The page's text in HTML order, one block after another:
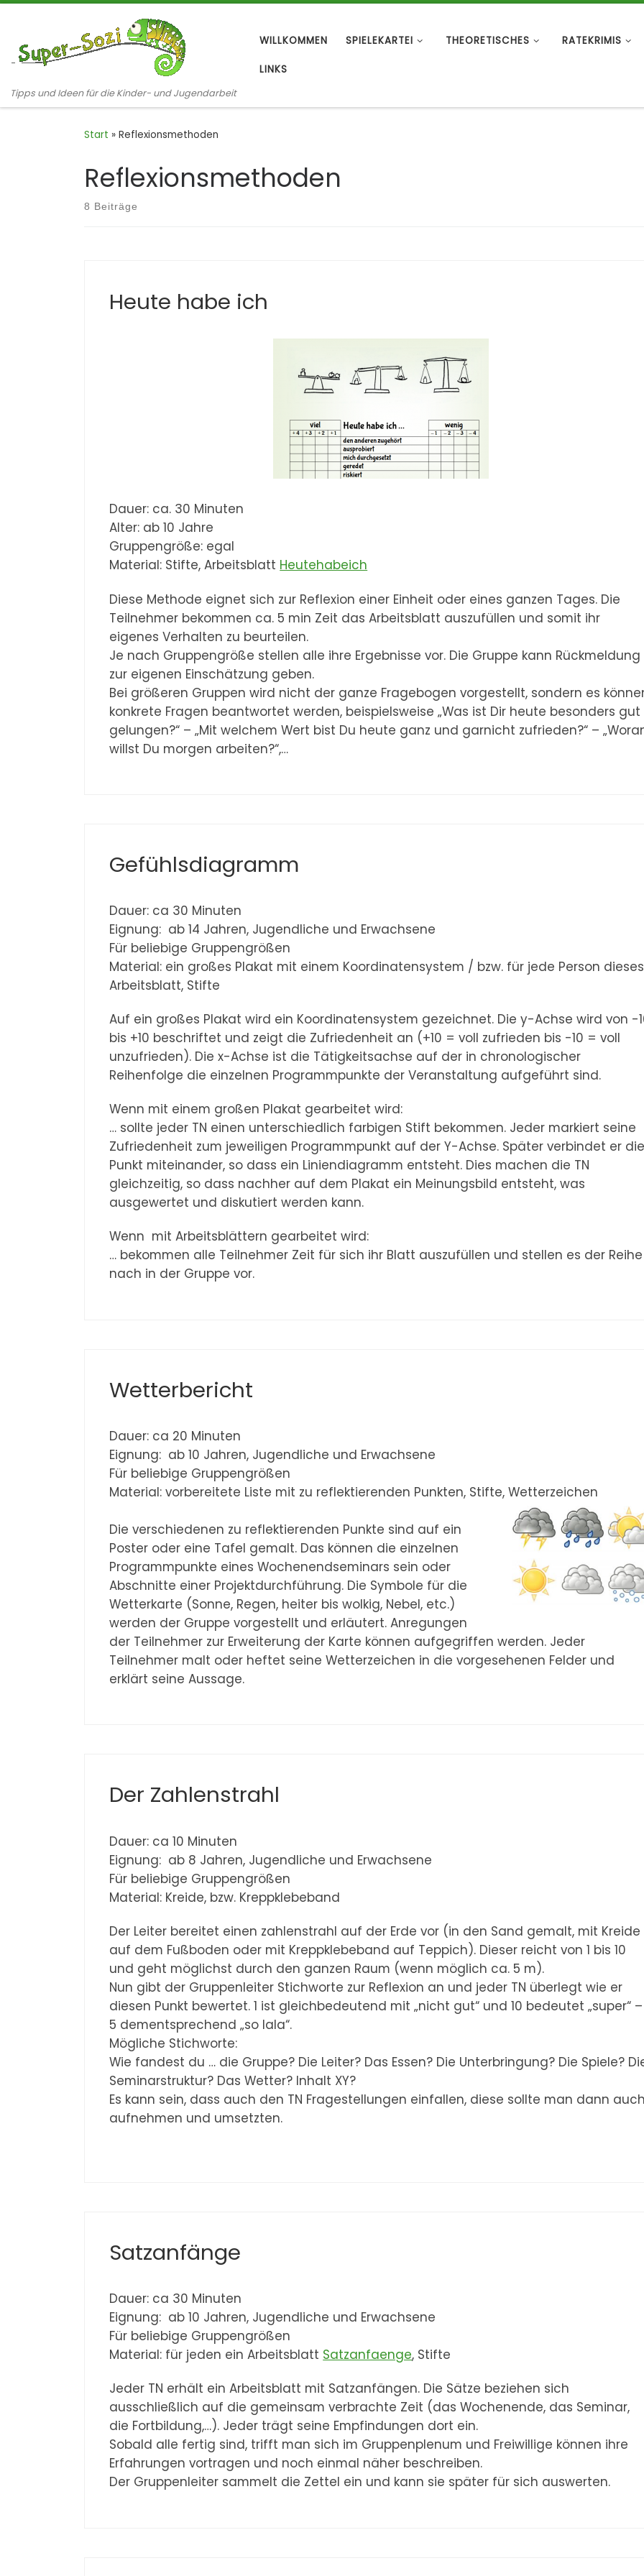
Tipps und Ideen für die Kinder- und Jugendarbeit
WILLKOMMEN SPIELEKARTEI THEORETISCHES RATEKRIMIS
LINKS
Start » Reflexionsmethoden
Reflexionsmethoden
8 Beiträge
Heute habe ich
Dauer: ca. 30 Minuten
Alter: ab 10 Jahre
Gruppengröße: egal
Material: Stifte, Arbeitsblatt Heutehabeich
Diese Methode eignet sich zur Reflexion einer Einheit oder eines ganzen Tages. Die
Teilnehmer bekommen ca. 5 min Zeit das Arbeitsblatt auszufüllen und somit ihr
eigenes Verhalten zu beurteilen.
Je nach Gruppengröße stellen alle ihre Ergebnisse vor. Die Gruppe kann Rückmeldung
zur eigenen Einschätzung geben.
Bei größeren Gruppen wird nicht der ganze Fragebogen vorgestellt, sondern es
konkrete Fragen beantwortet werden, beispielsweise „Was ist Dir heute besonders gut
gelungen?“ – „Mit welchem Wert bist Du heute ganz und garnicht zufrieden?“ –
willst Du morgen arbeiten?“,…
Gefühlsdiagramm
Dauer: ca 30 Minuten
Eignung: ab 14 Jahren, Jugendliche und Erwachsene
Für beliebige Gruppengrößen
Material: ein großes Plakat mit einem Koordinatensystem / bzw. für jede Person dieses
Arbeitsblatt, Stifte
Auf ein großes Plakat wird ein Koordinatensystem gezeichnet. Die y-Achse wird von -
bis +10 beschriftet und zeigt die Zufriedenheit an (+10 = voll zufrieden bis -10 = voll
unzufrieden). Die x-Achse ist die Tätigkeitsachse auf der in chronologischer
Reihenfolge die einzelnen Programmpunkte der Veranstaltung aufgeführt sind.
Wenn mit einem großen Plakat gearbeitet wird:
… sollte jeder TN einen unterschiedlich farbigen Stift bekommen. Jeder markiert seine
Zufriedenheit zum jeweiligen Programmpunkt auf der Y-Achse. Später verbindet er
Punkt miteinander, so dass ein Liniendiagramm entsteht. Dies machen die TN
gleichzeitig, so dass nachher auf dem Plakat ein Meinungsbild entsteht, was
ausgewertet und diskutiert werden kann.
Wenn mit Arbeitsblättern gearbeitet wird:
… bekommen alle Teilnehmer Zeit für sich ihr Blatt auszufüllen und stellen es der Reihe
nach in der Gruppe vor.
Wetterbericht
Dauer: ca 20 Minuten
Eignung: ab 10 Jahren, Jugendliche und Erwachsene
Für beliebige Gruppengrößen
Material: vorbereitete Liste mit zu reflektierenden Punkten, Stifte, Wetterzeichen
Die verschiedenen zu reflektierenden Punkte sind auf ein
Poster oder eine Tafel gemalt. Das können die einzelnen
Programmpunkte eines Wochenendseminars sein oder
Abschnitte einer Projektdurchführung. Die Symbole für die
Wetterkarte (Sonne, Regen, heiter bis wolkig, Nebel, etc.)
werden der Gruppe vorgestellt und erläutert. Anregungen
der Teilnehmer zur Erweiterung der Karte können aufgegriffen werden. Jeder
Teilnehmer malt oder heftet seine Wetterzeichen in die vorgesehenen Felder und
erklärt seine Aussage.
Der Zahlenstrahl
Dauer: ca 10 Minuten
Eignung: ab 8 Jahren, Jugendliche und Erwachsene
Für beliebige Gruppengrößen
Material: Kreide, bzw. Kreppklebeband
Der Leiter bereitet einen zahlenstrahl auf der Erde vor (in den Sand gemalt, mit Kreide
auf dem Fußboden oder mit Kreppklebeband auf Teppich). Dieser reicht von 1 bis 10
und geht möglichst durch den ganzen Raum (wenn möglich ca. 5 m).
Nun gibt der Gruppenleiter Stichworte zur Reflexion an und jeder TN überlegt wie er
diesen Punkt bewertet. 1 ist gleichbedeutend mit „nicht gut“ und 10 bedeutet „super“ –
5 dementsprechend „so lala“.
Mögliche Stichworte:
Wie fandest du … die Gruppe? Die Leiter? Das Essen? Die Unterbringung? Die Spiele?
Seminarstruktur? Das Wetter? Inhalt XY?
Es kann sein, dass auch den TN Fragestellungen einfallen, diese sollte man dann
aufnehmen und umsetzten.
Satzanfänge
Dauer: ca 30 Minuten
Eignung: ab 10 Jahren, Jugendliche und Erwachsene
Für beliebige Gruppengrößen
Material: für jeden ein Arbeitsblatt Satzanfaenge, Stifte
Jeder TN erhält ein Arbeitsblatt mit Satzanfängen. Die Sätze beziehen sich
ausschließlich auf die gemeinsam verbrachte Zeit (das Wochenende, das Seminar,
die Fortbildung,…). Jeder trägt seine Empfindungen dort ein.
Sobald alle fertig sind, trifft man sich im Gruppenplenum und Freiwillige können ihre
Erfahrungen vortragen und noch einmal näher beschreiben.
Der Gruppenleiter sammelt die Zettel ein und kann sie später für sich auswerten.